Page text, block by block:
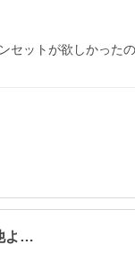
ットが欲しかった
よ…